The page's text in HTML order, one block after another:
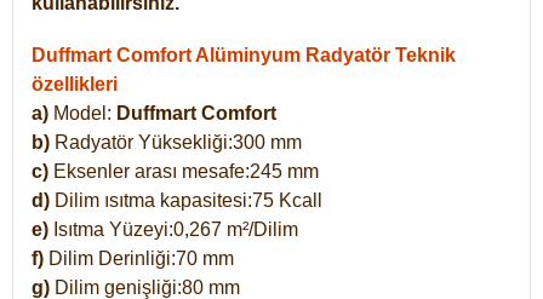
Duffmart Comfort Alüminyum Radyatör Teknik
özellikleri
a) Model: Duffmart Comfort
b) Radyatör Yüksekliği:300 mm
c) Eksenler arası mesafe:245 mm
d) Dilim ısıtma kapasitesi:75 Kcall
e) Isıtma Yüzeyi:0,267 m²/Dilim
f) Dilim Derinliği:70 mm
g) Dilim genişliği:80 mm